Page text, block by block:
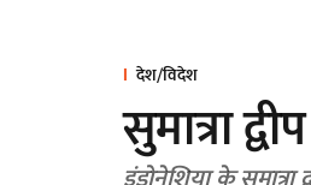
देश/विदेश
सुमात्रा